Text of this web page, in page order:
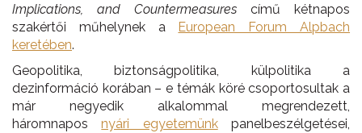
Implications, and Countermeasures című kétnapos
szakértői műhelynek
a European Forum Alpbach
keretében.
Geopolitika, biztonságpolitika, külpolitika a
dezinformáció korában – e témák köré csoportosultak a
már negyedik alkalommal megrendezett,
háromnaposnyári egyetemünkpanelbeszélgetései,